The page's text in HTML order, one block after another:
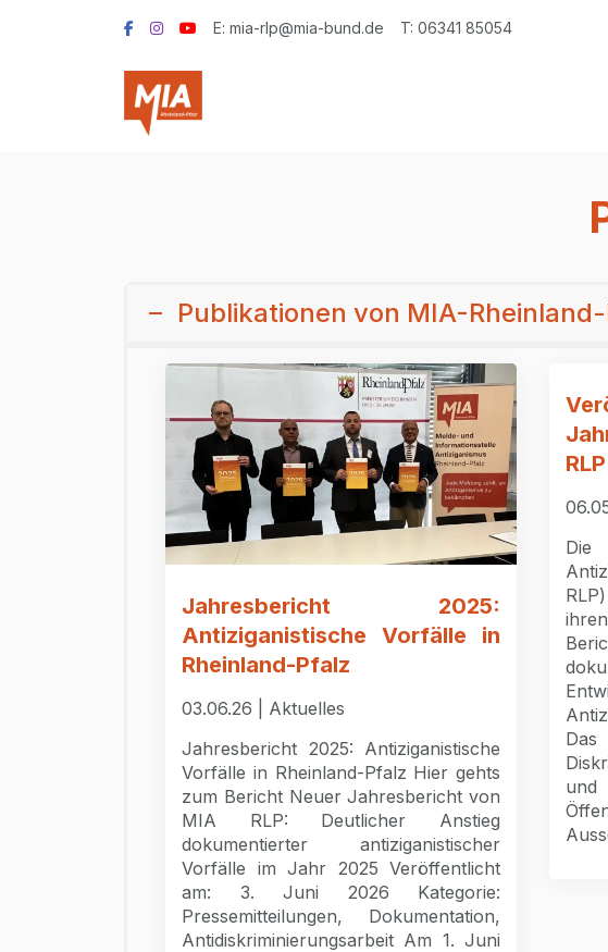
E: mia-rlp@mia-bund.de T: 06341 85054
Publikationen von MIA-
Jahresbericht 2025:
Antiziganistische Vorfälle in
Rheinland-Pfalz
03.06.26 | Aktuelles
Jahresbericht 2025: Antiziganistische
Vorfälle in Rheinland-Pfalz Hier gehts
zum Bericht Neuer Jahresbericht von
MIA RLP: Deutlicher Anstieg
dokumentierter antiziganistischer
Vorfälle im Jahr 2025 Veröffentlicht
am: 3. Juni 2026 Kategorie:
Pressemitteilungen, Dokumentation,
Antidiskriminierungsarbeit Am 1. Juni
Die
und